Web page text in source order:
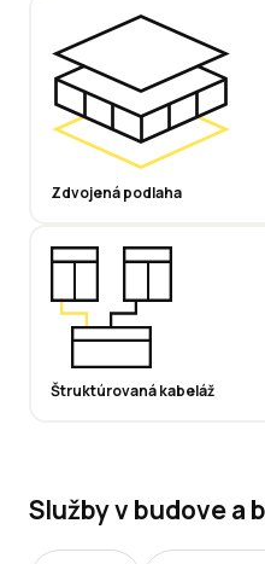
Zdvojená podlaha
Štruktúrovaná kabeláž
Služby v budove a